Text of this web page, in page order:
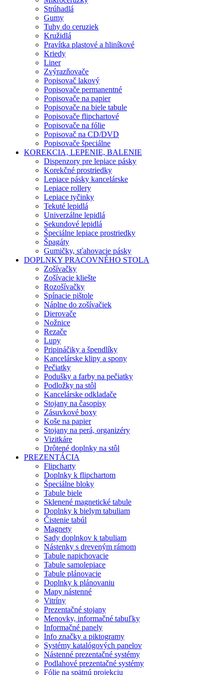
Strúhadlá
Gumy
Tuhy do ceruziek
Kružidlá
Pravítka plastové a hliníkové
Kriedy
Liner
Zvýrazňovače
Popisovač lakový
Popisovače permanentné
Popisovače na papier
Popisovače na biele tabule
Popisovače flipchartové
Popisovače na fólie
Popisovač na CD/DVD
Popisovače špeciálne
KOREKCIA, LEPENIE, BALENIE
Dispenzory pre lepiace pásky
Korekčné prostriedky
Lepiace pásky kancelárske
Lepiace rollery
Lepiace tyčinky
Tekuté lepidlá
Univerzálne lepidlá
Sekundové lepidlá
Špeciálne lepiace prostriedky
Špagáty
Gumičky, sťahovacie pásky
DOPLNKY PRACOVNÉHO STOLA
Zošívačky
Zošívacie kliešte
Rozošívačky
Spínacie pištole
Náplne do zošívačiek
Dierovače
Nožnice
Rezače
Lupy
Pripináčiky a špendlíky
Kancelárske klipy a spony
Pečiatky
Podušky a farby na pečiatky
Podložky na stôl
Kancelárske odkladače
Stojany na časopisy
Zásuvkové boxy
Koše na papier
Stojany na perá, organizéry
Vizitkáre
Drôtené doplnky na stôl
PREZENTÁCIA
Flipcharty
Doplnky k flipchartom
Špeciálne bloky
Tabule biele
Sklenené magnetické tabule
Doplnky k bielym tabuliam
Čistenie tabúl
Magnety
Sady doplnkov k tabuliam
Nástenky s dreveným rámom
Tabule napichovacie
Tabule samolepiace
Tabule plánovacie
Doplnky k plánovaniu
Mapy nástenné
Vitríny
Prezentačné stojany
Menovky, informačné tabuľky
Informačné panely
Info značky a piktogramy
Systémy katalógových panelov
Nástenné prezentačné systémy
Podlahové prezentačné systémy
Fólie na spätnú projekciu